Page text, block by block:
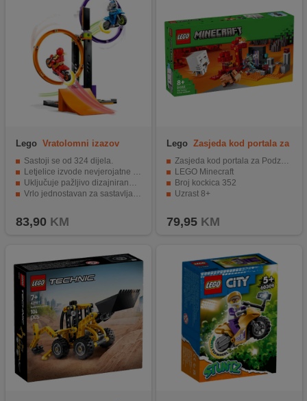
Lego Vratolomni izazov
Sastoji se od 324 dijela.
Letjelice izvode nevjerojatne akrobacije.
Uključuje pažljivo dizajnirane minifigure pilota.
Vrlo jednostavan za sastavljanje.
83,90 KM
Lego Zasjeda kod portala za
Zasjeda kod portala za Podzemlje
LEGO Minecraft
Broj kockica 352
Uzrast 8+
79,95KM